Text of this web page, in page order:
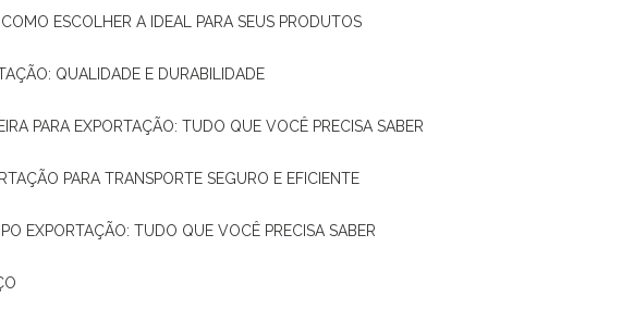
ESCOLHER A IDEAL PARA SEUS PRODUTOS
QUALIDADE E DURABILIDADE
PARA EXPORTAÇÃO: TUDO QUE VOCÊ PRECISA SABER
PARA TRANSPORTE SEGURO E EFICIENTE
EXPORTAÇÃO: TUDO QUE VOCÊ PRECISA SABER